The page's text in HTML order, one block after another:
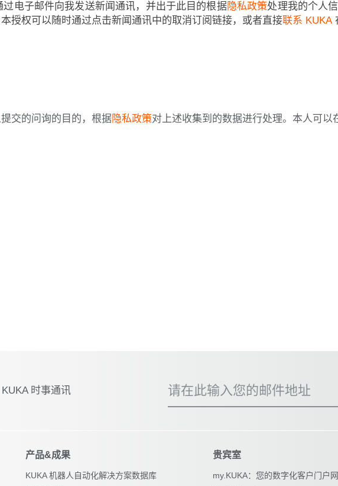
过电子邮件向我发送新闻通讯，并出于此目的根据隐私政策处理我的个人
授权可以随时通过点击新闻通讯中的取消订阅链接，或者直接联系 KUKA
交的问询的目的，根据隐私政策对上述收集到的数据进行处理。本人可以
时事通讯 请在此输入您的邮件地址
产品&成果
KUKA 机器人自动化解决方案数据库
贵宾室
my.KUKA：您的数字化客户门户